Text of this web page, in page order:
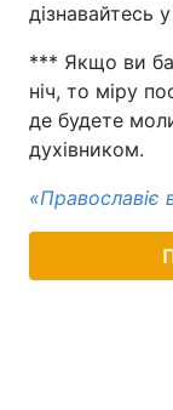
Тема
дізнавайтесь
*** Якщо ви
ніч, то міру
де будете
духівником.
«Православіє